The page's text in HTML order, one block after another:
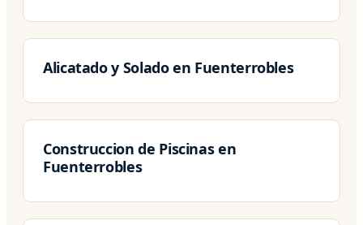
Alicatado y Solado en Fuenterrobles
Construccion de Piscinas en
Fuenterrobles